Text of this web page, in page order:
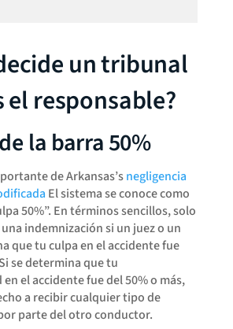
un tribunal
el responsable?
la barra 50%
de Arkansas’snegligencia
El sistema se conoce como
50%”. En términos sencillos, solo
indemnización si un juez o un
que tu culpa en el accidente fue
se determina que tu
el accidente fue del 50% o más,
a recibir cualquier tipo de
parte del otro conductor.